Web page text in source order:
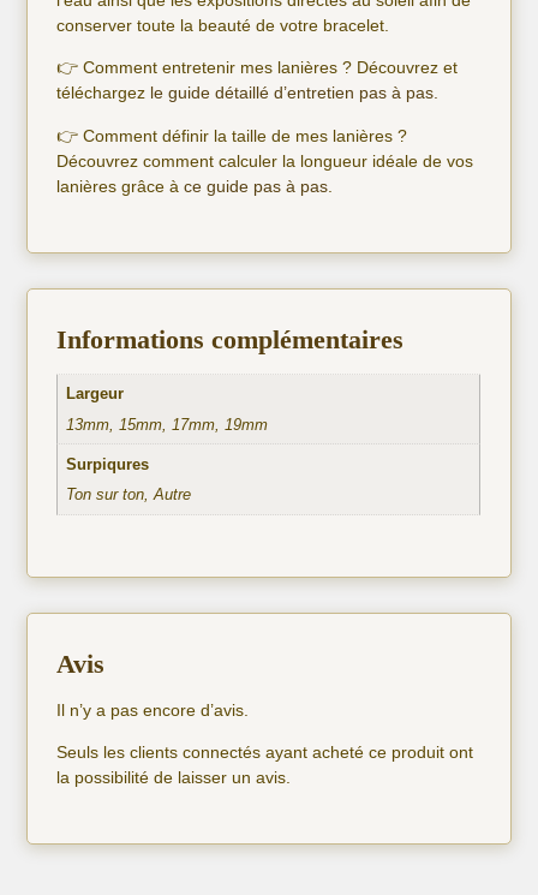
conserver toute la beauté de votre bracelet.
👉 Comment entretenir mes lanières ? Découvrez et
téléchargez le guide détaillé d’entretien pas à pas.
👉 Comment définir la taille de mes lanières ?
Découvrez comment calculer la longueur idéale de vos
lanières grâce àce guide pas à pas
Informations complémentaires
Largeur
13mm, 15mm, 17mm, 19mm
Surpiqures
Ton sur ton, Autre
Avis
Il n’y a pas encore d’avis.
Seuls les clients connectés ayant acheté ce produit ont
la possibilité de laisser un avis.